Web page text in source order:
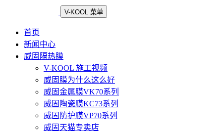
V-KOOL 菜单
首页
新闻中心
威固隔热膜
V-KOOL 施工视频
威固膜为什么这么好
威固金属膜VK70系列
威固陶瓷膜KC73系列
威固防护膜VP70系列
威固天猫专卖店